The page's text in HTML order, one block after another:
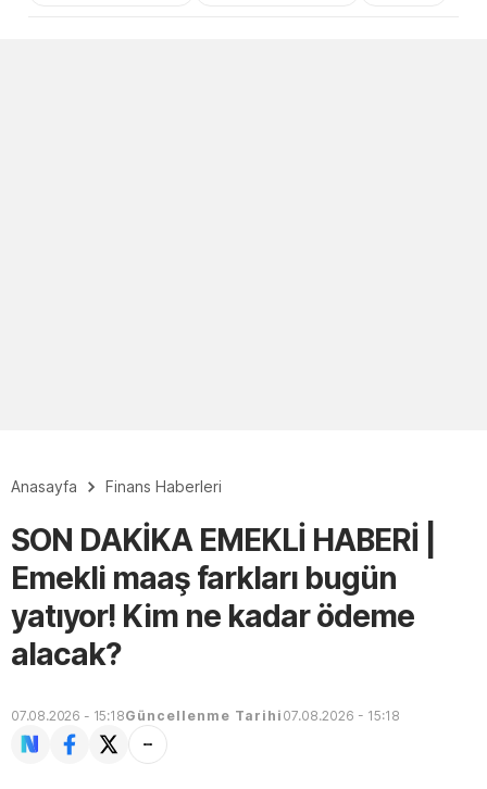
Anasayfa Finans Haberleri
SON DAKİKA EMEKLİ HABERİ |
Emekli maaş farkları bugün
yatıyor! Kim ne kadar ödeme
alacak?
07.08.2026 - 15:18Güncellenme Tarihi 07.08.2026 - 15:18